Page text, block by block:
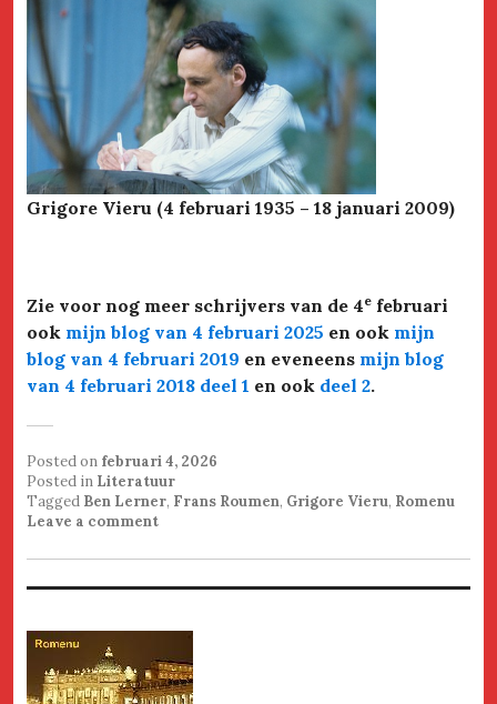
Grigore Vieru (4 februari 1935 – 18 januari 2009)
Zie voor nog meer schrijvers van de 4e februari
ook mijn blog van 4 februari 2025 en ook mijn
blog van 4 februari 2019 en eveneens mijn blog
van 4 februari 2018 deel 1 en ook deel 2.
Posted on februari 4, 2026
Posted in Literatuur
Tagged Ben Lerner, Frans Roumen, Grigore Vieru, Romenu
Leave a comment